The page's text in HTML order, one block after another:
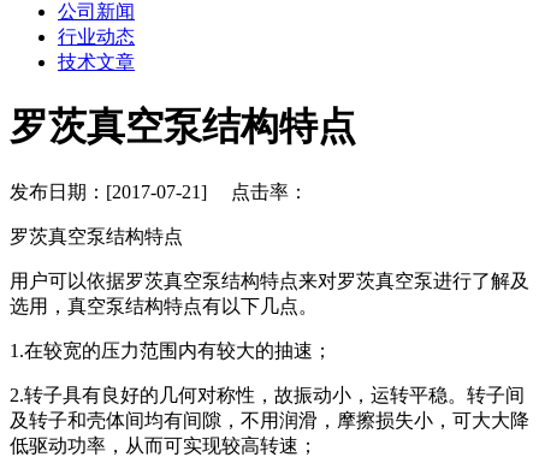
公司新闻
行业动态
技术文章
罗茨真空泵结构特点
发布日期：[2017-07-21] 点击率：
罗茨真空泵结构特点
用户可以依据罗茨真空泵结构特点来对罗茨真空泵进行了解及
选用，真空泵结构特点有以下几点。
1.在较宽的压力范围内有较大的抽速；
2.转子具有良好的几何对称性，故振动小，运转平稳。转子间
及转子和壳体间均有间隙，不用润滑，摩擦损失小，可大大降
低驱动功率，从而可实现较高转速；